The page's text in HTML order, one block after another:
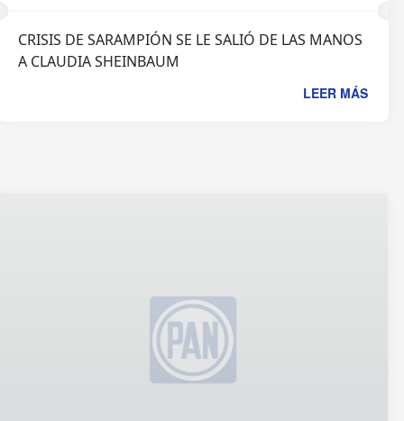
CRISIS DE SARAMPIÓN SE LE SALIÓ DE LAS MANOS
A CLAUDIA SHEINBAUM
LEER MÁS